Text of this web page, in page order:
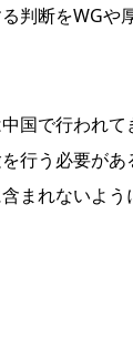
判断をWGや
国で行われ
行う必要が
まれないよう